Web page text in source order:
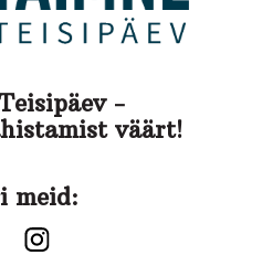
-
väärt!
meid: